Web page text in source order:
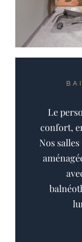
Le
confort,
Nos